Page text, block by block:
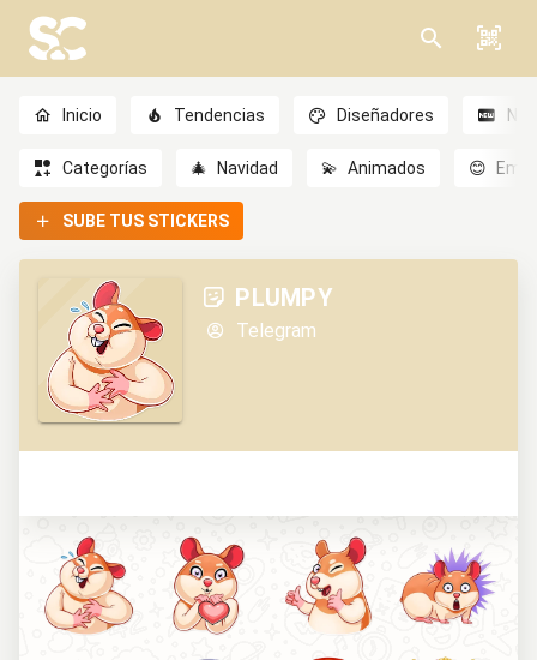
Inicio Tendencias Diseñadores
Categorías 🎄 Navidad 💫 Animados 😊
SUBE TUS STICKERS
PLUMPY
Telegram